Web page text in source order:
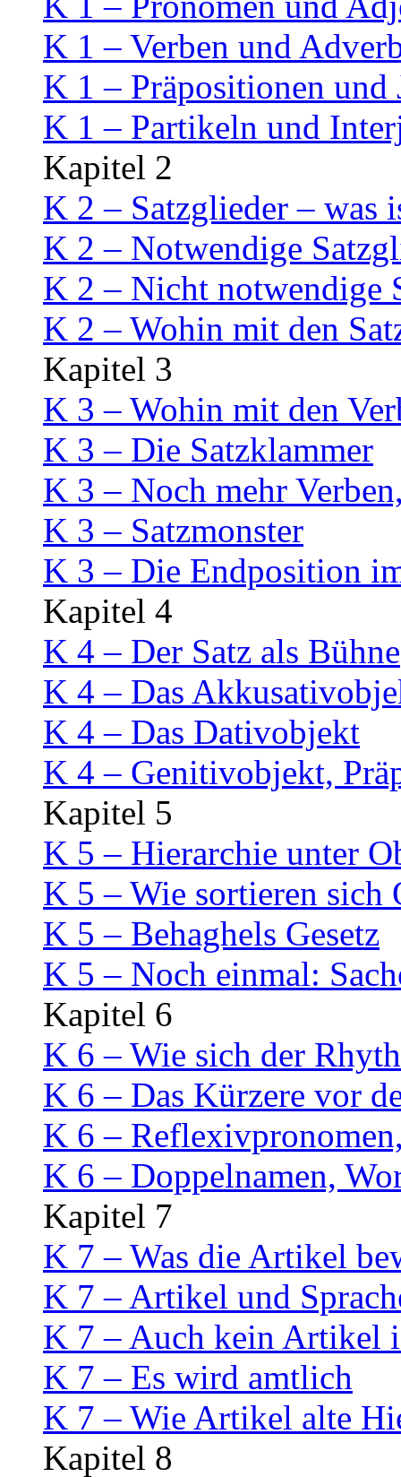
K 1 – Verben und
K 1 – Präpositionen und
K 1 – Partikeln und
Kapitel 2
K 2 – Satzglieder – was
K 2 – Notwendige
K 2 – Nicht notwendige
K 2 – Wohin mit den
Kapitel 3
K 3 – Wohin mit den
K 3 – Die Satzklammer
K 3 – Noch mehr
K 3 – Satzmonster
K 3 – Die Endposition
Kapitel 4
K 4 – Der Satz als Bühne
K 4 – Das
K 4 – Das Dativobjekt
K 4 – Genitivobjekt,
Kapitel 5
K 5 – Hierarchie unter
K 5 – Wie sortieren sich
K 5 – Behaghels Gesetz
K 5 – Noch einmal:
Kapitel 6
K 6 – Wie sich der
K 6 – Das Kürzere vor
K 6 –
K 6 – Doppelnamen,
Kapitel 7
K 7 – Was die Artikel
K 7 – Artikel und
K 7 – Auch kein Artikel
K 7 – Es wird amtlich
K 7 – Wie Artikel alte
Kapitel 8